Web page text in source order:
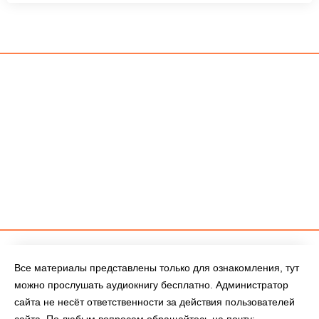
Все материалы представлены только для ознакомления, тут
можно прослушать аудиокнигу бесплатно. Администратор
сайта не несёт ответственности за действия пользователей